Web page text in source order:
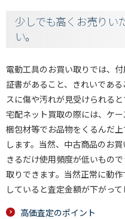
少しでも高くお売りい
い。
電動工具のお買い取りでは、
証書があること、きれいであ
スに傷や汚れが見受けられる
宅配ネット買取の際には、ケ
梱包材等でお品物をくるんだ
します。当然、中古商品のお
きるだけ使用頻度が低いもの
取りできます。当然正常に動
していると査定金額が下がっ
高価査定のポイント